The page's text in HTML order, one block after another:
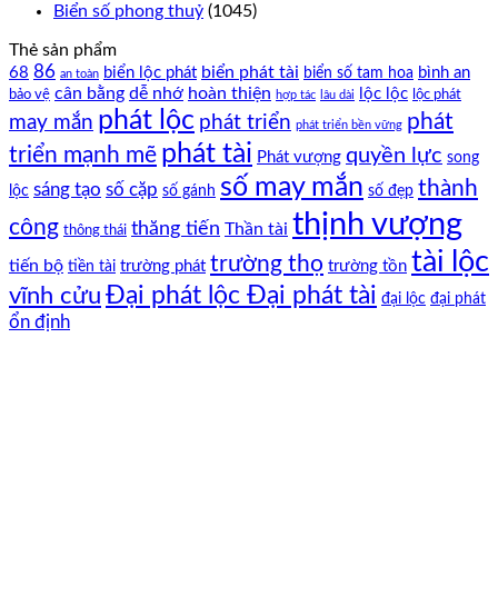
Biển số phong thuỷ (1045)
Thẻ sản phẩm
68 86 an toàn biển lộc phát biển phát tài biển số tam hoa bình an
bảo vệ cân bằng dễ nhớ hoàn thiện hợp tác lâu dài lộc lộc lộc phát
may mắn phát lộc phát triển phát triển bền vững phát
triển mạnh mẽ phát tài Phát vượng quyền lực song
lộc sáng tạo số cặp số gánh số may mắn số đẹp thành
công thông thái thăng tiến Thần tài thịnh vượng
tiến bộ tiền tài trường phát trường thọ trường tồn tài lộc
vĩnh cửu Đại phát lộc Đại phát tài đại lộc đại phát
ổn định